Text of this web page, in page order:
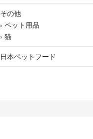
その他
› ペット用品
› 猫
日本ペットフード